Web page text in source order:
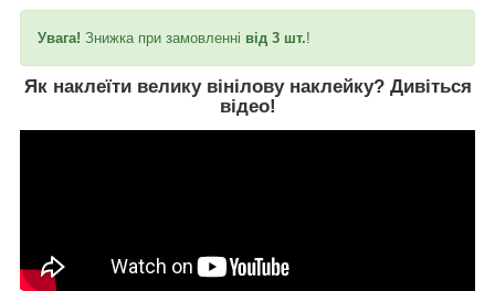
Увага! Знижка при замовленні від 3 шт.!
Як наклеїти велику вінілову наклейку? Дивіться
відео!